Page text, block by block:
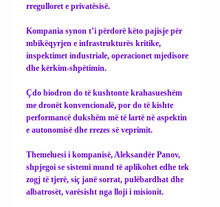
rregulloret e privatësisë.
Kompania synon t’i përdorë këto pajisje për
mbikëqyrjen e infrastrukturës kritike,
inspektimet industriale, operacionet mjedisore
dhe kërkim-shpëtimin.
Çdo biodron do të kushtonte krahasueshëm
me dronët konvencionalë, por do të kishte
performancë dukshëm më të lartë në aspektin
e autonomisë dhe rrezes së veprimit.
Themeluesi i kompanisë, Aleksandër Panov,
shpjegoi se sistemi mund të aplikohet edhe tek
zogj të tjerë, siç janë sorrat, pulëbardhat dhe
albatrosët, varësisht nga lloji i misionit.